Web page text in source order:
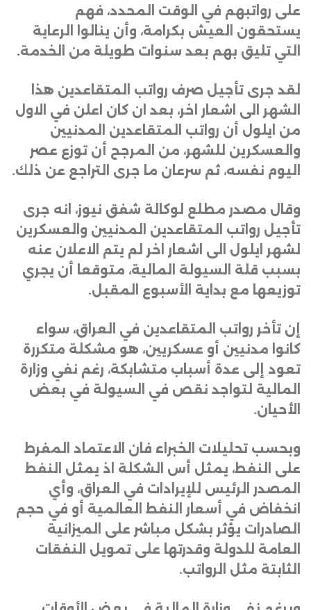
على رواتبهم في الوقت المحدد، فهم
يستحقون العيش بكرامة، وأن ينالوا الرعاية
التي تليق بهم بعد سنوات طويلة من الخدمة.
لقد جرى تأجيل صرف رواتب المتقاعدين هذا
الشهر الى اشعار اخر، بعد ان كان اعلن في الاول
من ايلول أن رواتب المتقاعدين المدنيين
والعسكرين للشهر، من المرجح أن توزع عصر
اليوم نفسه، ثم سرعان ما جرى التراجع عن ذلك.
وقال مصدر مطلع لوكالة شفق نيوز، انه جرى
تأجيل رواتب المتقاعدين المدنيين والعسكرين
لشهر ايلول الى اشعار اخر لم يتم الاعلان عنه
بسبب قلة السيولة المالية، متوقعا أن يجري
توزيعها مع بداية الأسبوع المقبل.
إن تأخر رواتب المتقاعدين في العراق، سواء
كانوا مدنيين أو عسكريين، هو مشكلة متكررة
تعود إلى عدة أسباب متشابكة، رغم نفي وزارة
المالية لتواجد نقص في السيولة في بعض
الأحيان.
وبحسب تحليلات الخبراء فان
الاعتماد المفرط
على النفط، يمثل أس الشكلة اذ يمثل النفط
المصدر الرئيس للإيرادات في العراق، وأي
انخفاض في أسعار النفط العالمية أو في حجم
الصادرات يؤثر بشكل مباشر على الميزانية
العامة للدولة وقدرتها على تمويل النفقات
الثابتة مثل الرواتب.